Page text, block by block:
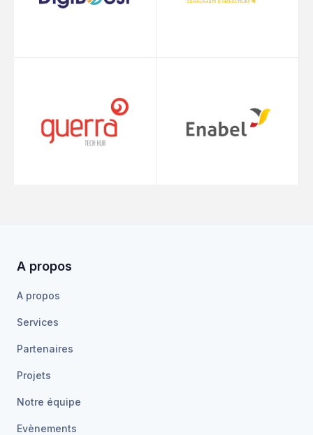
A propos
A propos
Services
Partenaires
Projets
Notre équipe
Evènements